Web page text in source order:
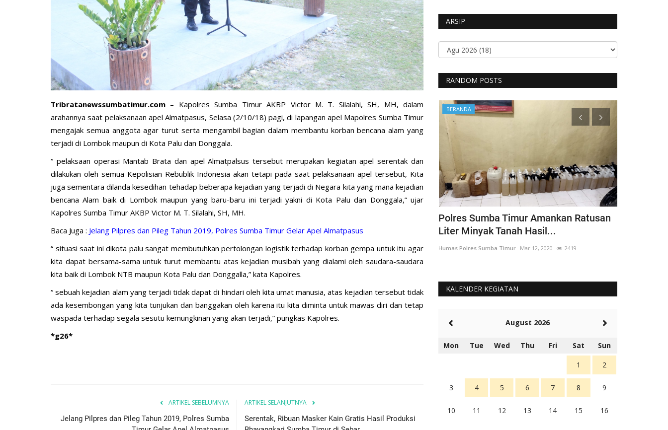
Tribratanewssumbatimur.com – Kapolres Sumba Timur AKBP Victor M. T. Silalahi, SH, MH, dalam
arahannya saat pelaksanaan apel Almatpasus, Selasa (2/10/18) pagi, di lapangan apel Mapolres Sumba Timur
mengajak semua anggota agar turut serta mengambil bagian dalam membantu korban bencana alam yang
terjadi di Lombok maupun di Kota Palu dan Donggala.
“ pelaksaan operasi Mantab Brata dan apel Almatpalsus tersebut merupakan kegiatan apel serentak dan
dilakukan oleh semua Kepolisian Rebublik Indonesia akan tetapi pada saat pelaksanaan apel tersebut, Kita
juga sementara dilanda kesedihan tehadap beberapa kejadian yang terjadi di Negara kita yang mana kejadian
bencana Alam baik di Lombok maupun yang baru-baru ini terjadi yakni di Kota Palu dan Donggala,” ujar
Kapolres Sumba Timur AKBP Victor M. T. Silalahi, SH, MH.
Baca Juga : Jelang Pilpres dan Pileg Tahun 2019, Polres Sumba Timur Gelar Apel Almatpasus
“ situasi saat ini dikota palu sangat membutuhkan pertolongan logistik terhadap korban gempa untuk itu agar
kita dapat bersama-sama untuk turut membantu atas kejadian musibah yang dialami oleh saudara-saudara
kita baik di Lombok NTB maupun Kota Palu dan Donggalla,” kata Kapolres.
“ sebuah kejadian alam yang terjadi tidak dapat di hindari oleh kita umat manusia, atas kejadian tersebut tidak
ada kesembongan yang kita tunjukan dan banggakan oleh karena itu kita diminta untuk mawas diri dan tetap
waspada terhadap segala sesutu kemungkinan yang akan terjadi,” pungkas Kapolres.
*g26*
ARTIKEL SEBELUMNYA
Jelang Pilpres dan Pileg Tahun 2019, Polres Sumba
ARTIKEL SELANJUTNYA
Serentak, Ribuan Masker Kain Gratis Hasil Produksi
ARSIP
RANDOM POSTS
BERANDA
Polres Sumba Timur Terus Dukung
Ketahanan Pangan Melalui...
Humas Polres Sumba Timur Jan 16, 2025 793
Polisi Kita
Sumba Timur Beri Arahan...
Humas Polres Sumba Timur Agu 23, 2016 2028
BERANDA
Polres Sumba Timur Amankan Ratusan
Liter Minyak Tanah Hasil...
Humas Polres Sumba Timur Mar 12, 2020 2419
KALENDER KEGIATAN
August 2026
Mon Tue Wed Thu Fri Sat Sun
1 2
3 4 5 6 7 8 9
10 11 12 13 14 15 16